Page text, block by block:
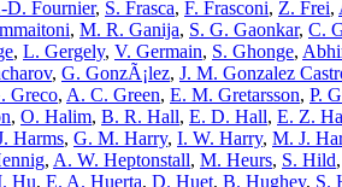
D. Fournier, S. Frasca, F. Frasconi, Z. Frei,
, M. R. Ganija, S. G. Gaonkar, C.
, L. Gergely, V. Germain, S. Ghonge,
, G. GonzÃ¡lez, J. M. Gonzalez
Greco, A. C. Green, E. M. Gretarsson, P.
, O. Halim, B. R. Hall, E. D. Hall, E. Z.
Harms, G. M. Harry, I. W. Harry, M. J.
, A. W. Heptonstall, M. Heurs, S. Hild,
Hu, E. A. Huerta, D. Huet, B. Hughey, S.